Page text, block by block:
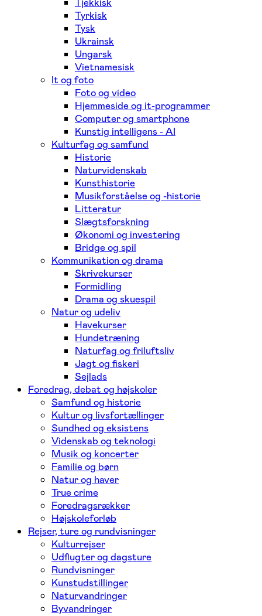
Tyrkisk
Tysk
Ukrainsk
Ungarsk
Vietnamesisk
It og foto
Foto og video
Hjemmeside og it-programmer
Computer og smartphone
Kunstig intelligens - AI
Kulturfag og samfund
Historie
Naturvidenskab
Kunsthistorie
Musikforståelse og -historie
Litteratur
Slægtsforskning
Økonomi og investering
Bridge og spil
Kommunikation og drama
Skrivekurser
Formidling
Drama og skuespil
Natur og udeliv
Havekurser
Hundetræning
Naturfag og friluftsliv
Jagt og fiskeri
Sejlads
Foredrag, debat og højskoler
Samfund og historie
Kultur og livsfortællinger
Sundhed og eksistens
Videnskab og teknologi
Musik og koncerter
Familie og børn
Natur og haver
True crime
Foredragsrækker
Højskoleforløb
Rejser, ture og rundvisninger
Kulturrejser
Udflugter og dagsture
Rundvisninger
Kunstudstillinger
Naturvandringer
Byvandringer